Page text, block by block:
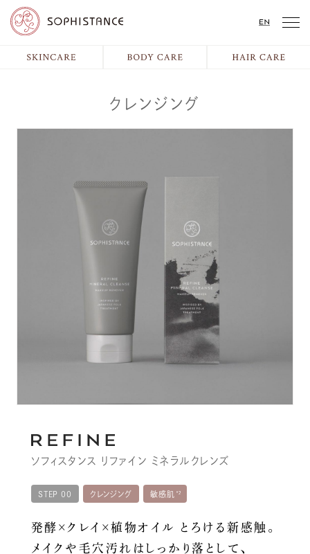
クレンジング
ソフィスタンス リファイン ミネラルクレンズ
STEP 00 クレンジング 敏感肌
発酵×クレイ×植物オイル とろける新感触。
メイクや毛穴汚れはしっかり落として、